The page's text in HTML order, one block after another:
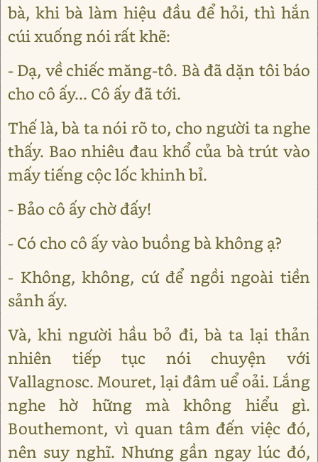
bà, khi bà làm hiệu đầu để hỏi, thì hắn
cúi xuống nói rất khẽ:
- Dạ, về chiếc măng-tô. Bà đã dặn tôi báo
cho cô ấy... Cô ấy đã tới.
Thế là, bà ta nói rõ to, cho người ta nghe
thấy. Bao nhiêu đau khổ của bà trút vào
mấy tiếng cộc lốc khinh bỉ.
- Bảo cô ấy chờ đấy!
- Có cho cô ấy vào buồng bà không ạ?
- Không, không, cứ để ngồi ngoài tiền
sảnh ấy.
Và, khi người hầu bỏ đi, bà ta lại thản
nhiên tiếp tục nói chuyện với
Vallagnosc. Mouret, lại đâm uể oải. Lắng
nghe hờ hững mà không hiểu gì.
Bouthemont, vì quan tâm đến việc đó,
nên suy nghĩ. Nhưng gần ngay lúc đó,